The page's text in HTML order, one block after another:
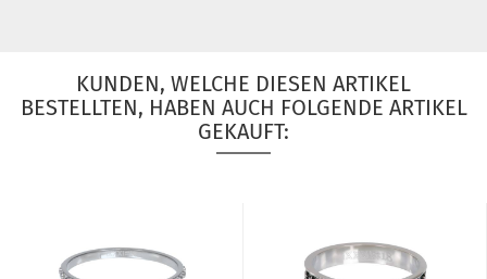
KUNDEN, WELCHE DIESEN ARTIKEL
BESTELLTEN, HABEN AUCH FOLGENDE ARTIKEL
GEKAUFT: